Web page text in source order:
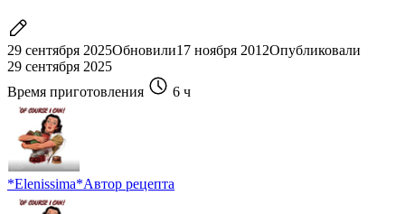
29 сентября 2025Обновили17 ноября 2012Опубликовали
29 сентября 2025
Время приготовления
6 ч
*Elenissima*Автор рецепта